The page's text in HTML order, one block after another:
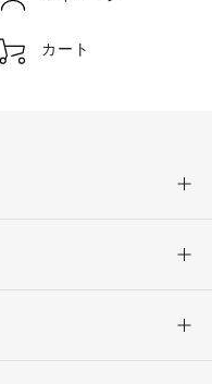
口専用カート